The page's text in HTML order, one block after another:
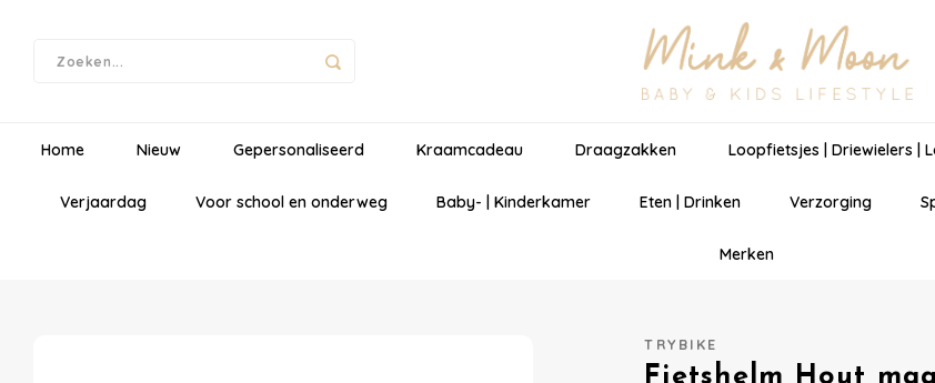
Home Nieuw Gepersonaliseerd Kraamcadeau Draagzakken Loopfietsjes | Driewielers |
Verjaardag Voor school en onderweg Baby- | Kinderkamer Eten | Drinken Verzorging
Merken
TRYBIKE
Fietshelm Hout